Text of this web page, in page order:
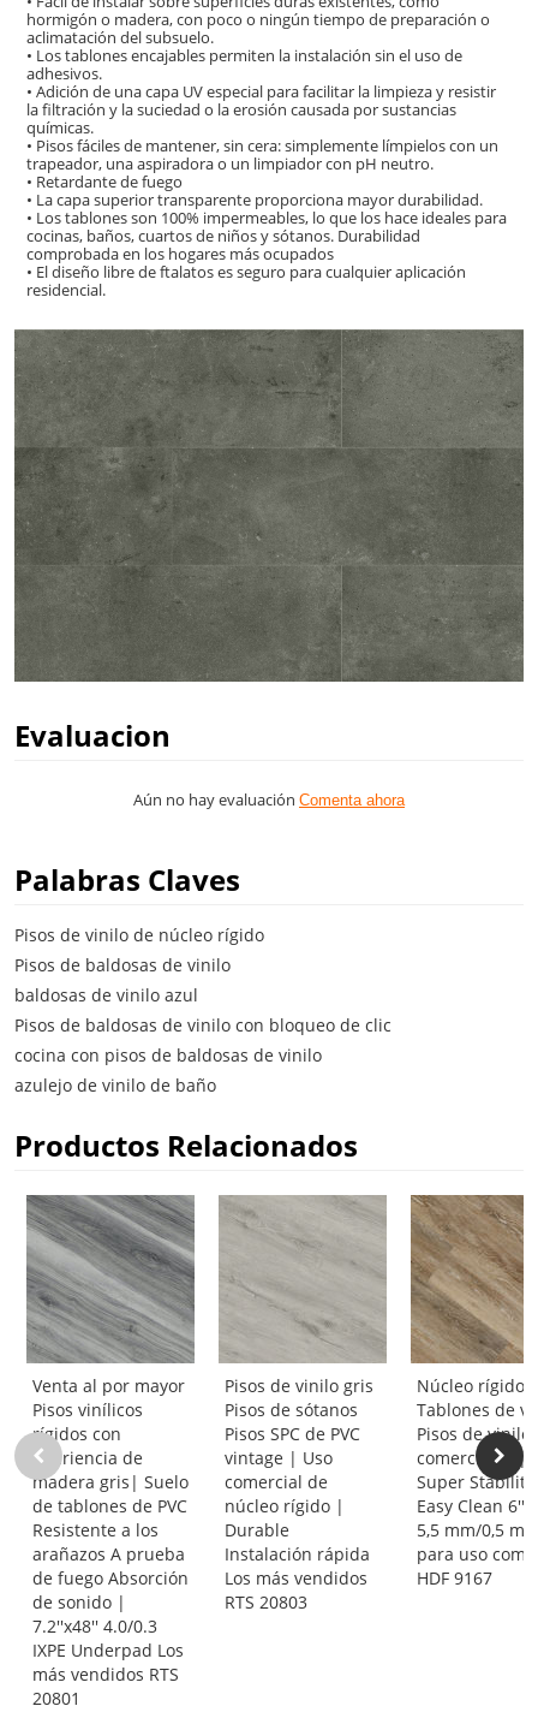
hormigón o madera, con poco o ningún tiempo de preparación o
aclimatación del subsuelo.
• Los tablones encajables permiten la instalación sin el uso de
adhesivos.
• Adición de una capa UV especial para facilitar la limpieza y resistir
la filtración y la suciedad o la erosión causada por sustancias
químicas.
• Pisos fáciles de mantener, sin cera: simplemente límpielos con un
trapeador, una aspiradora o un limpiador con pH neutro.
• Retardante de fuego
• La capa superior transparente proporciona mayor durabilidad.
• Los tablones son 100% impermeables, lo que los hace ideales para
cocinas, baños, cuartos de niños y sótanos. Durabilidad
comprobada en los hogares más ocupados
• El diseño libre de ftalatos es seguro para cualquier aplicación
residencial.
Evaluacion
Aún no hay evaluación Comenta ahora
Palabras Claves
Pisos de vinilo de núcleo rígido
Pisos de baldosas de vinilo
baldosas de vinilo azul
Pisos de baldosas de vinilo con bloqueo de clic
cocina con pisos de baldosas de vinilo
azulejo de vinilo de baño
Productos Relacionados
Venta al por mayor
Pisos vinílicos
rígidos con
apariencia de
madera gris| Suelo
de tablones de PVC
Resistente a los
arañazos A prueba
de fuego Absorción
de sonido |
7.2''x48'' 4.0/0.3
IXPE Underpad Los
más vendidos RTS
20801
Pisos de vinilo gris
Pisos de sótanos
Pisos SPC de PVC
vintage | Uso
comercial de
núcleo rígido |
Durable
Instalación rápida
Los más vendidos
RTS 20803
Núcleo rígido
Tablones de
Pisos de vinilo
comerciales |
Super Stability
Easy Clean
5,5 mm/0,5
para uso
HDF 9167